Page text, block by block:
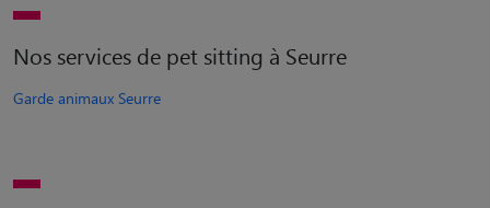
Nos services de pet sitting à Seurre
Garde animaux Seurre